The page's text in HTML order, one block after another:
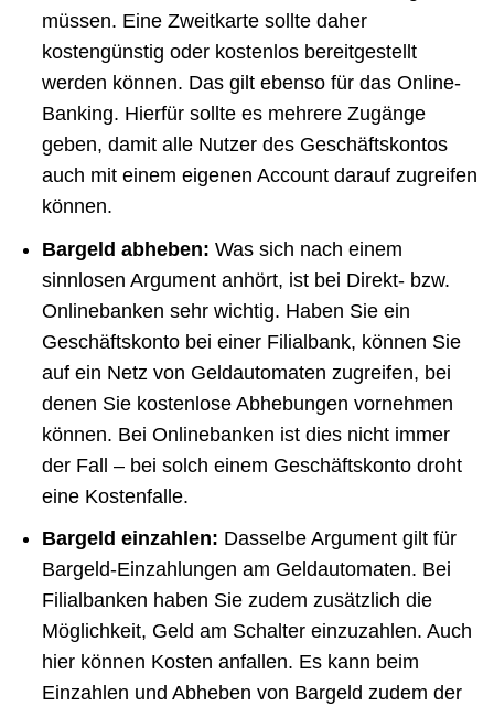
müssen. Eine Zweitkarte sollte daher
kostengünstig oder kostenlos bereitgestellt
werden können. Das gilt ebenso für das Online-
Banking. Hierfür sollte es mehrere Zugänge
geben, damit alle Nutzer des Geschäftskontos
auch mit einem eigenen Account darauf zugreifen
können.
Bargeld abheben: Was sich nach einem
sinnlosen Argument anhört, ist bei Direkt- bzw.
Onlinebanken sehr wichtig. Haben Sie ein
Geschäftskonto bei einer Filialbank, können Sie
auf ein Netz von Geldautomaten zugreifen, bei
denen Sie kostenlose Abhebungen vornehmen
können. Bei Onlinebanken ist dies nicht immer
der Fall – bei solch einem Geschäftskonto droht
eine Kostenfalle.
Bargeld einzahlen: Dasselbe Argument gilt für
Bargeld-Einzahlungen am Geldautomaten. Bei
Filialbanken haben Sie zudem zusätzlich die
Möglichkeit, Geld am Schalter einzuzahlen. Auch
hier können Kosten anfallen. Es kann beim
Einzahlen und Abheben von Bargeld zudem der